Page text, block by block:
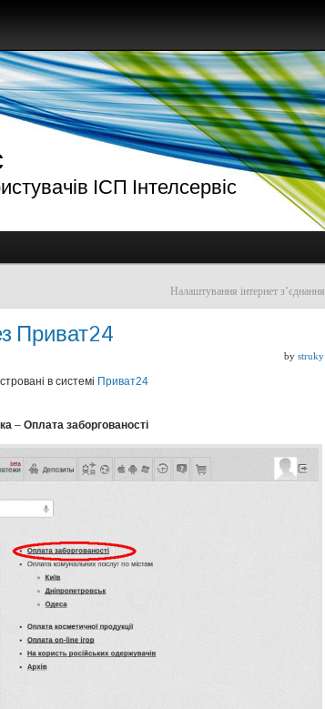
ІСП Інтелсервіс
Налаштування інтернет з’єднання
Приват24
by struky
в системі Приват24
– Оплата заборгованості